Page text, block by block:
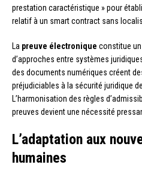
prestation caractéristique » pour
relatif à un smart contract sans
La preuve électronique constitue
d’approches entre systèmes
des documents numériques créent
préjudiciables à la sécurité juridique
L’harmonisation des règles
preuves devient une nécessité
L’adaptation aux
humaines